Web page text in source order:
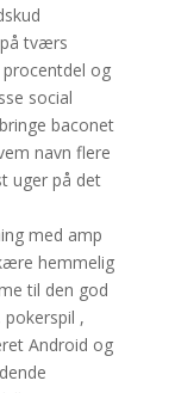
tværs
og
social
baconet
navn flere
uger på det
med amp
hemmelig
til den god
,
Android og